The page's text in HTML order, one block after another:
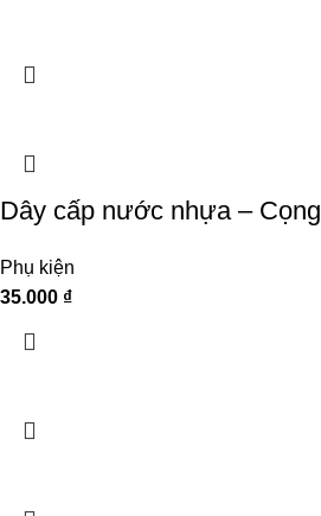
Dây cấp nước nhựa – Cọng
Phụ kiện
35.000 ₫